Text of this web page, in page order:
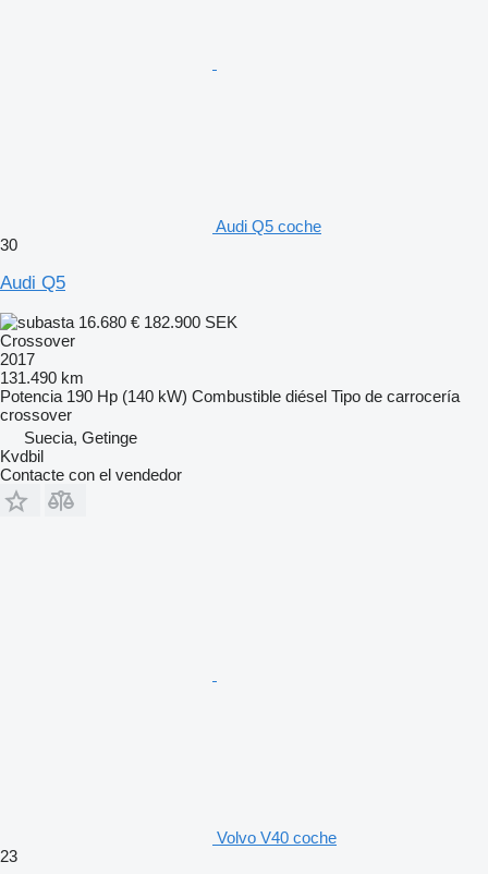
Audi Q5 coche
30
Audi Q5
16.680 € 182.900 SEK
Crossover
2017
131.490 km
Potencia 190 Hp (140 kW) Combustible diésel Tipo de carrocería
crossover
Suecia, Getinge
Kvdbil
Contacte con el vendedor
Volvo V40 coche
23